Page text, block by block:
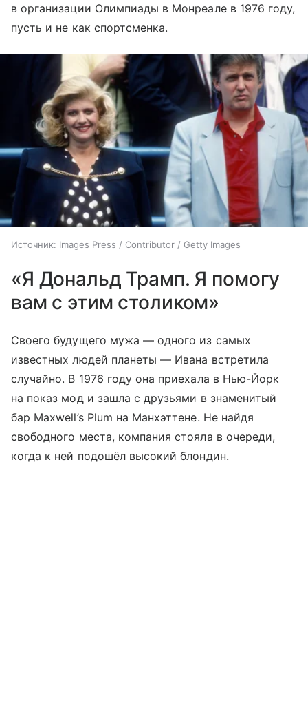
в организации Олимпиады в Монреале в 1976 году,
пусть и не как спортсменка.
Источник: Images Press / Contributor / Getty Images
«Я Дональд Трамп. Я помогу
вам с этим столиком»
Своего будущего мужа — одного из самых
известных людей планеты — Ивана встретила
случайно. В 1976 году она приехала в Нью-Йорк
на показ мод и зашла с друзьями в знаменитый
бар Maxwell’s Plum на Манхэттене. Не найдя
свободного места, компания стояла в очереди,
когда к ней подошёл высокий блондин.